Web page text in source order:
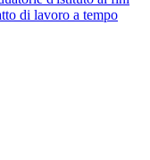
di lavoro a tempo